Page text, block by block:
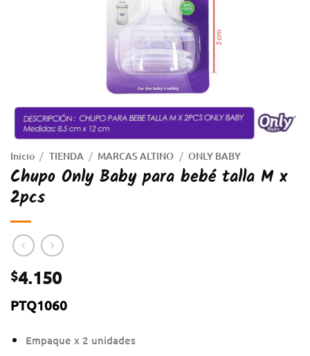
Inicio / TIENDA / MARCAS ALTINO / ONLY BABY
Chupo Only Baby para bebé talla M x
2pcs
$4.150
PTQ1060
Empaque x 2 unidades